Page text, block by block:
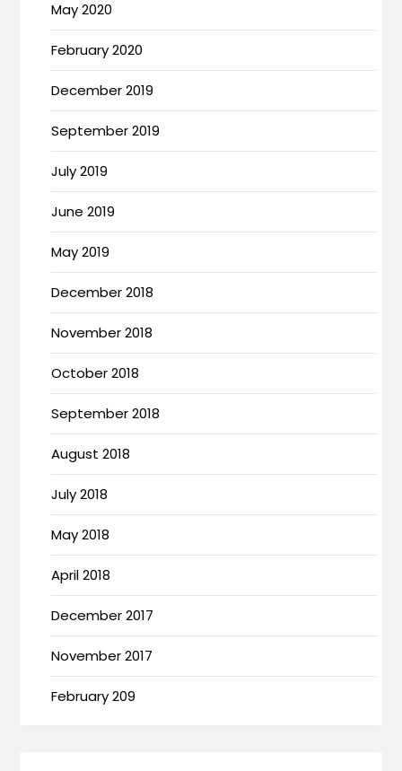
May 2020
February 2020
December 2019
September 2019
July 2019
June 2019
May 2019
December 2018
November 2018
October 2018
September 2018
August 2018
July 2018
May 2018
April 2018
December 2017
November 2017
February 209